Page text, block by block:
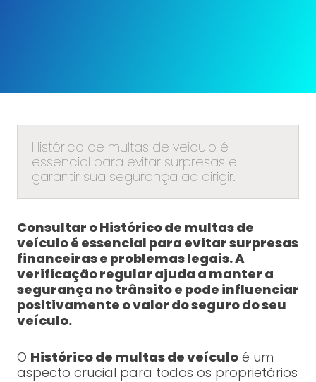
Histórico de multas de veículo é
essencial para evitar surpresas e
garantir sua segurança ao dirigir.
Consultar o Histórico de multas de
veículo é essencial para evitar surpresas
financeiras e problemas legais. A
verificação regular ajuda a manter a
segurança no trânsito e pode influenciar
positivamente o valor do seguro do seu
veículo.
O Histórico de multas de veículoé um
aspecto crucial para todos os proprietários